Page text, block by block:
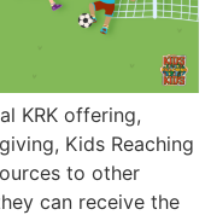
KRK offering,
Kids Reaching
to other
can receive the